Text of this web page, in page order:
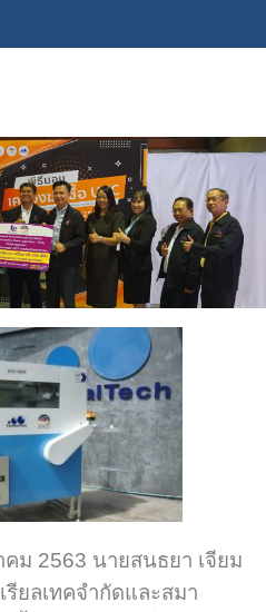
ม 2563 นายสนธยา เจียม
ยลเทคจำกัดและสมา